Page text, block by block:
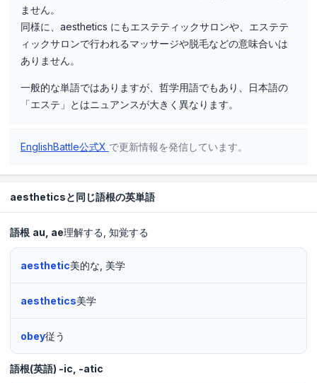
ません。
同様に、aesthetics にもエステティックサロンや、エステテ
ィックサロンで行われるマッサージや脱毛などの意味合いは
ありません。
一般的な単語ではありますが、哲学用語でもあり、日本語の
「エステ」とはニュアンスが大きく異なります。
EnglishBattle公式X で更新情報を発信しています。
aestheticsと同じ語根の英単語
語根 au ae理解する 知覚する
aesthetic美的な, 美学
aesthetics美学
obey従う
語根(英語) -ic, -atic